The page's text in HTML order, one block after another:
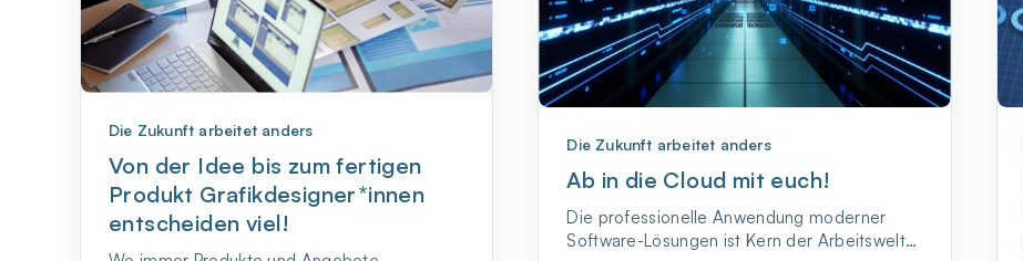
Die Zukunft arbeitet anders
Von der Idee bis zum fertigen
Produkt Grafikdesigner*innen
entscheiden viel!
Die Zukunft arbeitet anders
Ab in die Cloud mit euch!
Die professionelle Anwendung moderner
Software-Lösungen ist Kern der Arbeitswelt